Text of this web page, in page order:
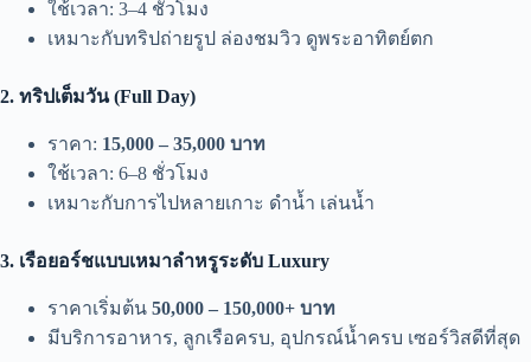
ใช้เวลา: 3–4 ชั่วโมง
เหมาะกับทริปถ่ายรูป ล่องชมวิว ดูพระอาทิตย์ตก
2. ทริปเต็มวัน (Full Day)
ราคา: 15,000 – 35,000 บาท
ใช้เวลา: 6–8 ชั่วโมง
เหมาะกับการไปหลายเกาะ ดำน้ำ เล่นน้ำ
3. เรือยอร์ชแบบเหมาลำหรูระดับ Luxury
ราคาเริ่มต้น 50,000 – 150,000+ บาท
มีบริการอาหาร, ลูกเรือครบ, อุปกรณ์น้ำครบ เซอร์วิสดีที่สุด